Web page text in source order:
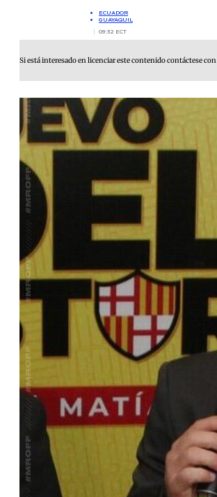
ECUADOR
GUAYAQUIL
09:32 ECT
Si está interesado en licenciar este contenido contáctese con